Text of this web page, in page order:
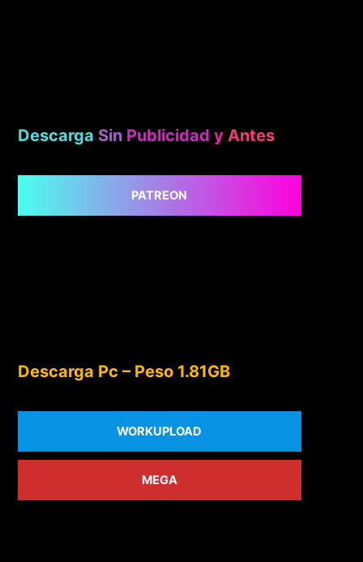
Descarga Sin Publicidad y Antes
PATREON
Descarga Pc – Peso 1.81GB
WORKUPLOAD
MEGA